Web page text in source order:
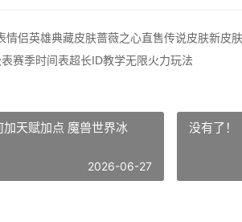
情侣英雄典藏皮肤蔷薇之心直售传说皮肤新皮
赛季时间表超长ID教学无限火力玩法
加天赋加点 魔兽世界冰
2026-06-27
没有了！